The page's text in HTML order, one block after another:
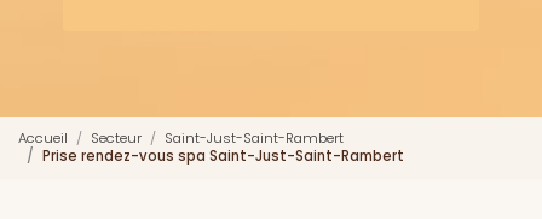
Accueil Secteur
Saint-Just-Saint-Rambert
Prise rendez-vous spa Saint-Just-Saint-Rambert